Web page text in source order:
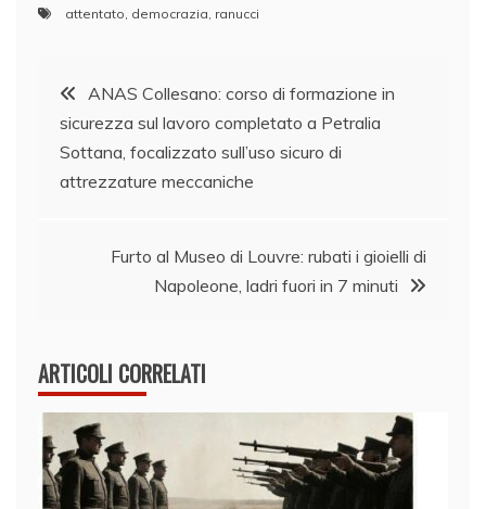
attentato, democrazia, ranucci
Navigazione
articoli
ANAS Collesano: corso di formazione in
sicurezza sul lavoro completato a Petralia
Sottana, focalizzato sull’uso sicuro di
attrezzature meccaniche
Furto al Museo di Louvre: rubati i gioielli di
Napoleone, ladri fuori in 7 minuti
ARTICOLI CORRELATI